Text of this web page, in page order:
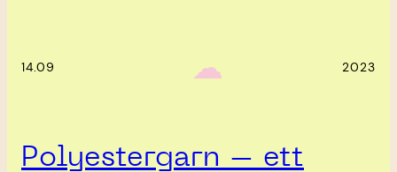
14.09 ‎ ‎‎ ☁︎‎‎ 2023
Polyestergarn – ett